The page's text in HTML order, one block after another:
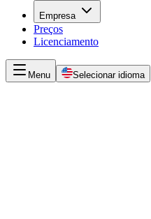
Empresa
Preços
Licenciamento
Menu Selecionar idioma